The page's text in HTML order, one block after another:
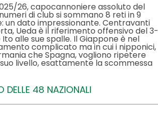
26, capocannoniere assoluto del
di club si sommano 8 reti in 9
un dato impressionante. Centravanti
Ueda è il riferimento offensivo del 3-
alle sue spalle. Il Giappone è nel
complicato ma in cui i nipponici,
che Spagna, vogliono ripetere
livello, esattamente la scommessa
DELLE 48 NAZIONALI